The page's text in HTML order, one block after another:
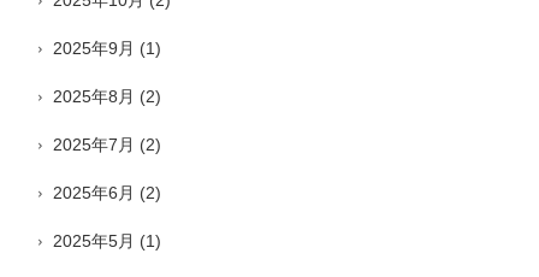
2025年9月 (1)
2025年8月 (2)
2025年7月 (2)
2025年6月 (2)
2025年5月 (1)